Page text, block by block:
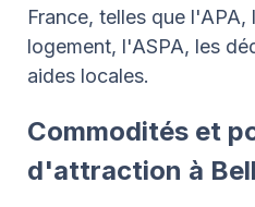
France, telles que l'APA,
logement, l'ASPA, les
aides locales.
Commodités et
d'attraction à